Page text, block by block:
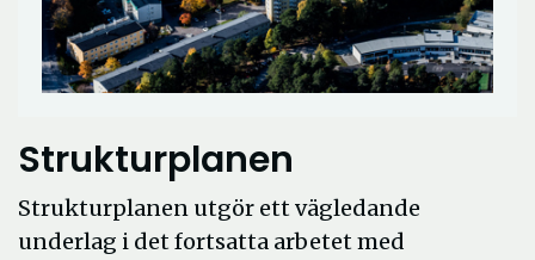
Strukturplanen
Strukturplanen utgör ett vägledande
underlag i det fortsatta arbetet med